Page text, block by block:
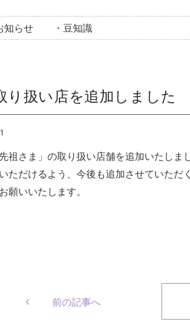
知らせ ・ 豆知識
扱い店を追加しました
祖さま」の取り扱い店舗を追加いたしまし
ただけるよう、今後も追加させていただ
願いいたします。
前の記事へ